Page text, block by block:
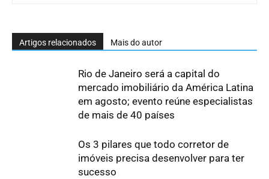
Artigos relacionados Mais do autor
Rio de Janeiro será a capital do
mercado imobiliário da América Latina
em agosto; evento reúne especialistas
de mais de 40 países
Os 3 pilares que todo corretor de
imóveis precisa desenvolver para ter
sucesso